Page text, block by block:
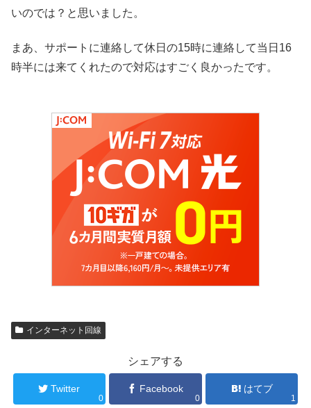
いのでは？と思いました。
まあ、サポートに連絡して休日の15時に連絡して当日16
時半には来てくれたので対応はすごく良かったです。
インターネット回線
シェアする
Twitter
0
Facebook
0
はてブ
1